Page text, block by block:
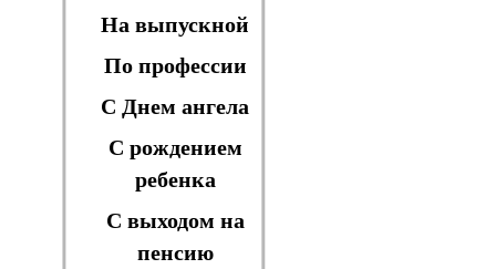
На выпускной
По профессии
С Днем ангела
С рождением
ребенка
С выходом на
пенсию